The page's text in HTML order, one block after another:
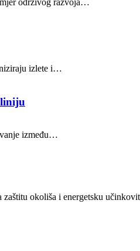
izlete i…
između…
okoliša i energetsku